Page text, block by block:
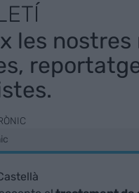
les nostres